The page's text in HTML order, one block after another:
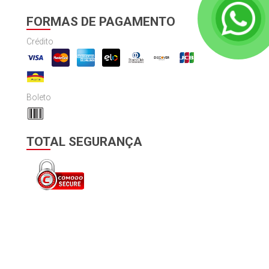
FORMAS DE PAGAMENTO
Crédito
Boleto
TOTAL SEGURANÇA